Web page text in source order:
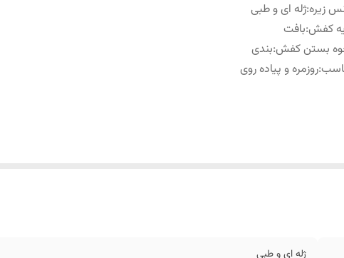
زیره:ژله ای و طبی
کفش:بافت
بستن کفش:بندی
:روزمره و پیاده روی
ژله ای و طبی